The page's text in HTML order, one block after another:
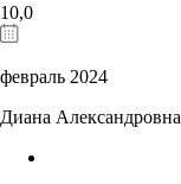
10,0
февраль 2024
Диана Александровна